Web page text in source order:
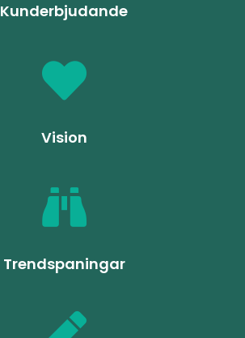
Kunderbjudande
Vision
Trendspaningar